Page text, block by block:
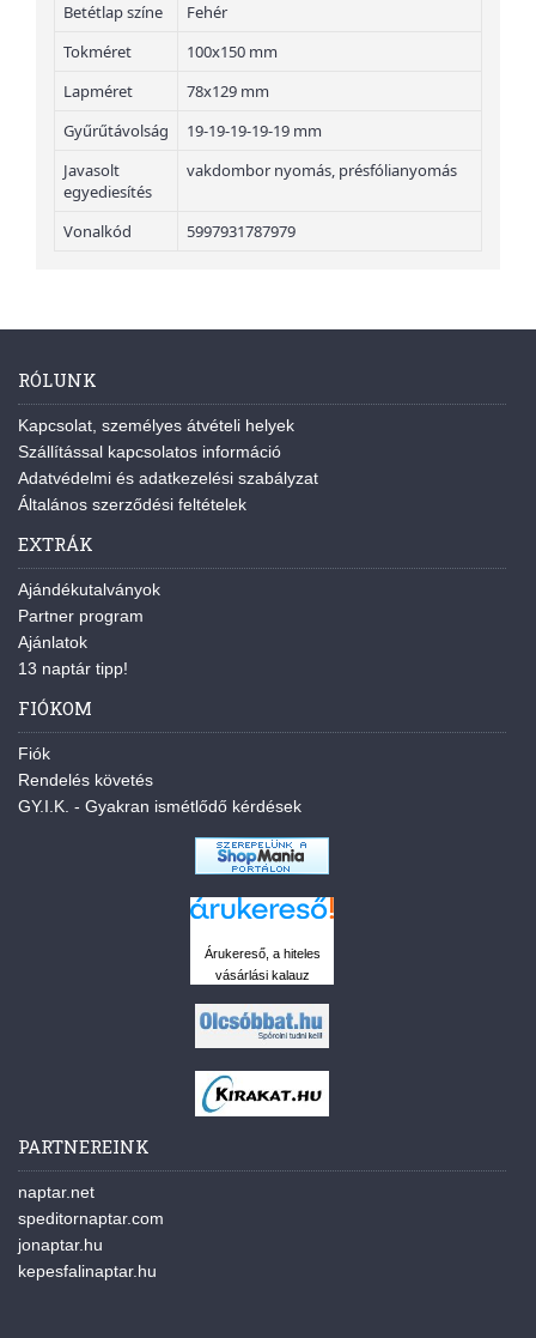
Betétlap színe
Fehér
Tokméret
100x150 mm
Lapméret
78x129 mm
Gyűrűtávolság
19-19-19-19-19 mm
Javasolt
egyediesítés
vakdombor nyomás, présfólianyomás
Vonalkód 5997931787979
RÓLUNK
Kapcsolat, személyes átvételi helyek
Szállítással kapcsolatos információ
Adatvédelmi és adatkezelési szabályzat
Általános szerződési feltételek
EXTRÁK
Ajándékutalványok
Partner program
Ajánlatok
13 naptár tipp!
FIÓKOM
Fiók
Rendelés követés
GY.I.K. - Gyakran ismétlődő kérdések
Árukereső, a hiteles
vásárlási kalauz
PARTNEREINK
naptar.net
speditornaptar.com
jonaptar.hu
kepesfalinaptar.hu